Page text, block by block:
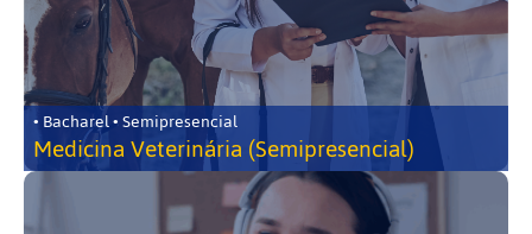
• Bacharel • Semipresencial
Medicina Veterinária (Semipresencial)